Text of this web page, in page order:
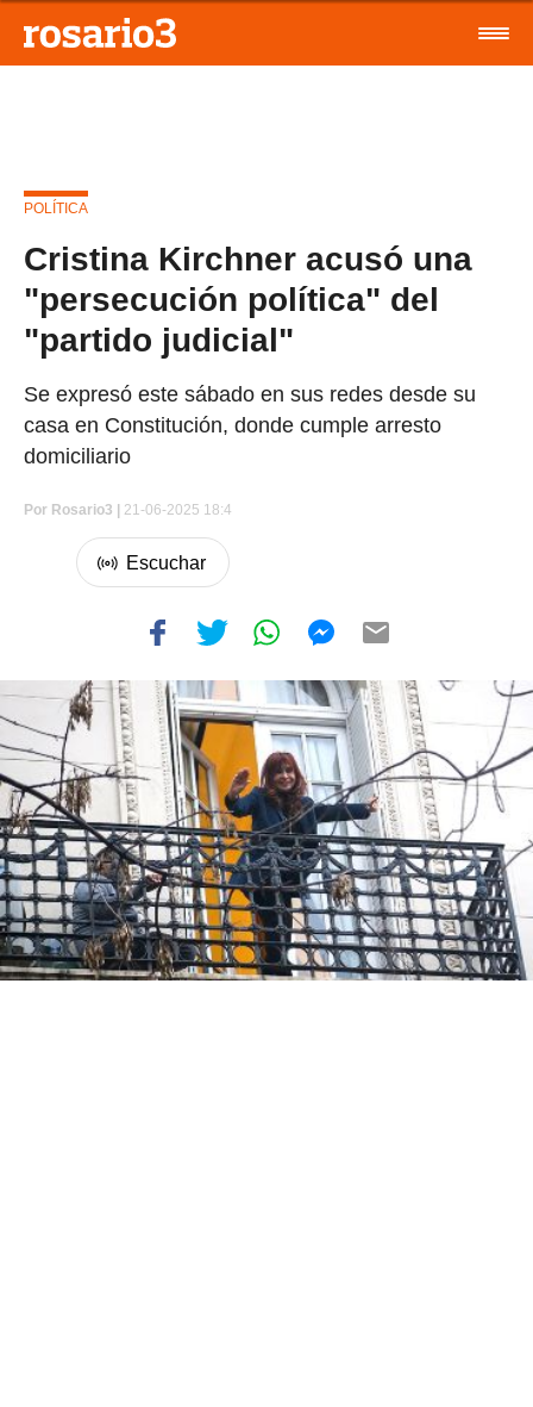
POLÍTICA
Cristina Kirchner acusó una
"persecución política" del
"partido judicial"
Se expresó este sábado en sus redes desde su
casa en Constitución, donde cumple arresto
domiciliario
Por Rosario3 | 21-06-2025 18:4